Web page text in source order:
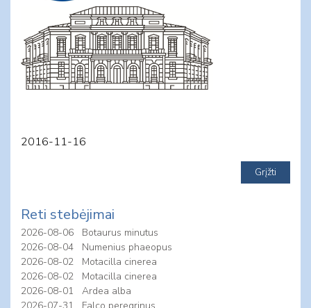
2016-11-16
Reti stebėjimai
2026-08-06
Botaurus minutus
2026-08-04
Numenius phaeopus
2026-08-02
Motacilla cinerea
2026-08-02
Motacilla cinerea
2026-08-01
Ardea alba